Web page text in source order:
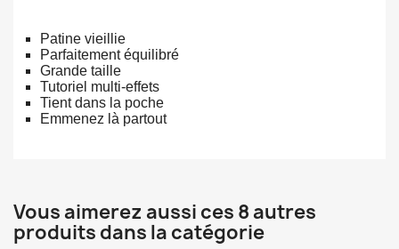
Patine vieillie
Parfaitement équilibré
Grande taille
Tutoriel multi-effets
Tient dans la poche
Emmenez là partout
Vous aimerez aussi ces 8 autres
produits dans la catégorie